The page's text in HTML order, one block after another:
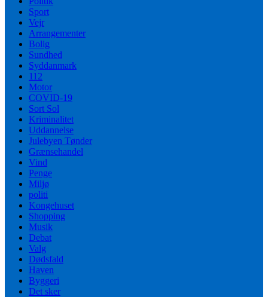
Sport
Vejr
Arrangementer
Bolig
Sundhed
Syddanmark
112
Motor
COVID-19
Sort Sol
Kriminalitet
Uddannelse
Julebyen Tønder
Grænsehandel
Vind
Penge
Miljø
politi
Kongehuset
Shopping
Musik
Debat
Valg
Dødsfald
Haven
Byggeri
Det sker